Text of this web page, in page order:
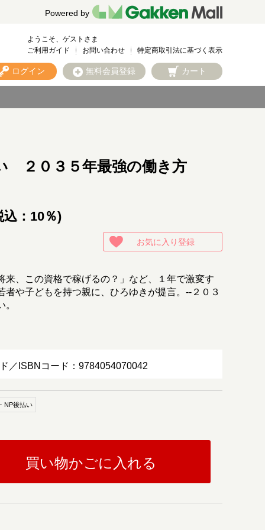
Powered by
ようこそ、ゲストさま
ご利用ガイド
お問い合わせ 特定商取引法に基づく表示
ログイン 無料会員登録 カート
２０３５年最強の働き方
込：10％)
お気に入り登録
来、この資格で稼げるの？」など、１年で激変す
や子どもを持つ親に、ひろゆきが提言。--２０３
／ISBNコード：9784054070042
・NP後払い
買い物かごに入れる